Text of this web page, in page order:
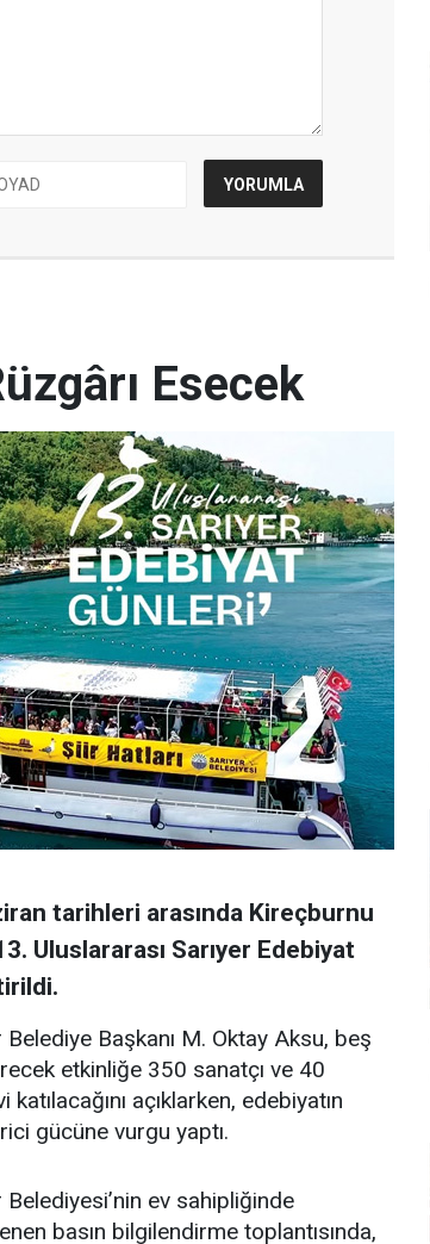
Esecek
tarihleri arasında Kireçburnu
Uluslararası Sarıyer Edebiyat
Belediye Başkanı M. Oktay Aksu, beş
etkinliğe 350 sanatçı ve 40
katılacağını açıklarken, edebiyatın
gücüne vurgu yaptı.
Belediyesi’nin ev sahipliğinde
basın bilgilendirme toplantısında,